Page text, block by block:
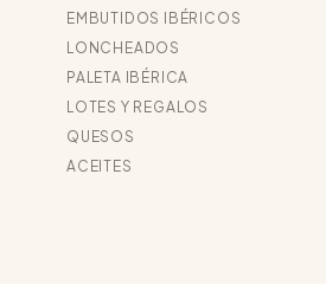
EMBUTIDOS IBÉRICOS
LONCHEADOS
PALETA IBÉRICA
LOTES Y REGALOS
QUESOS
ACEITES